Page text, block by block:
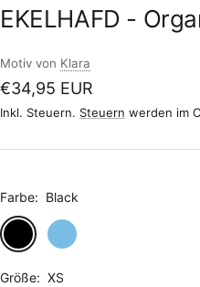
EKELHAFD -
Motiv von Klara
Angebotspreis
€34,95 EUR
Inkl. Steuern. Steuern werden im
Farbe: Black
Black
Aqua
Blue
Größe: XS